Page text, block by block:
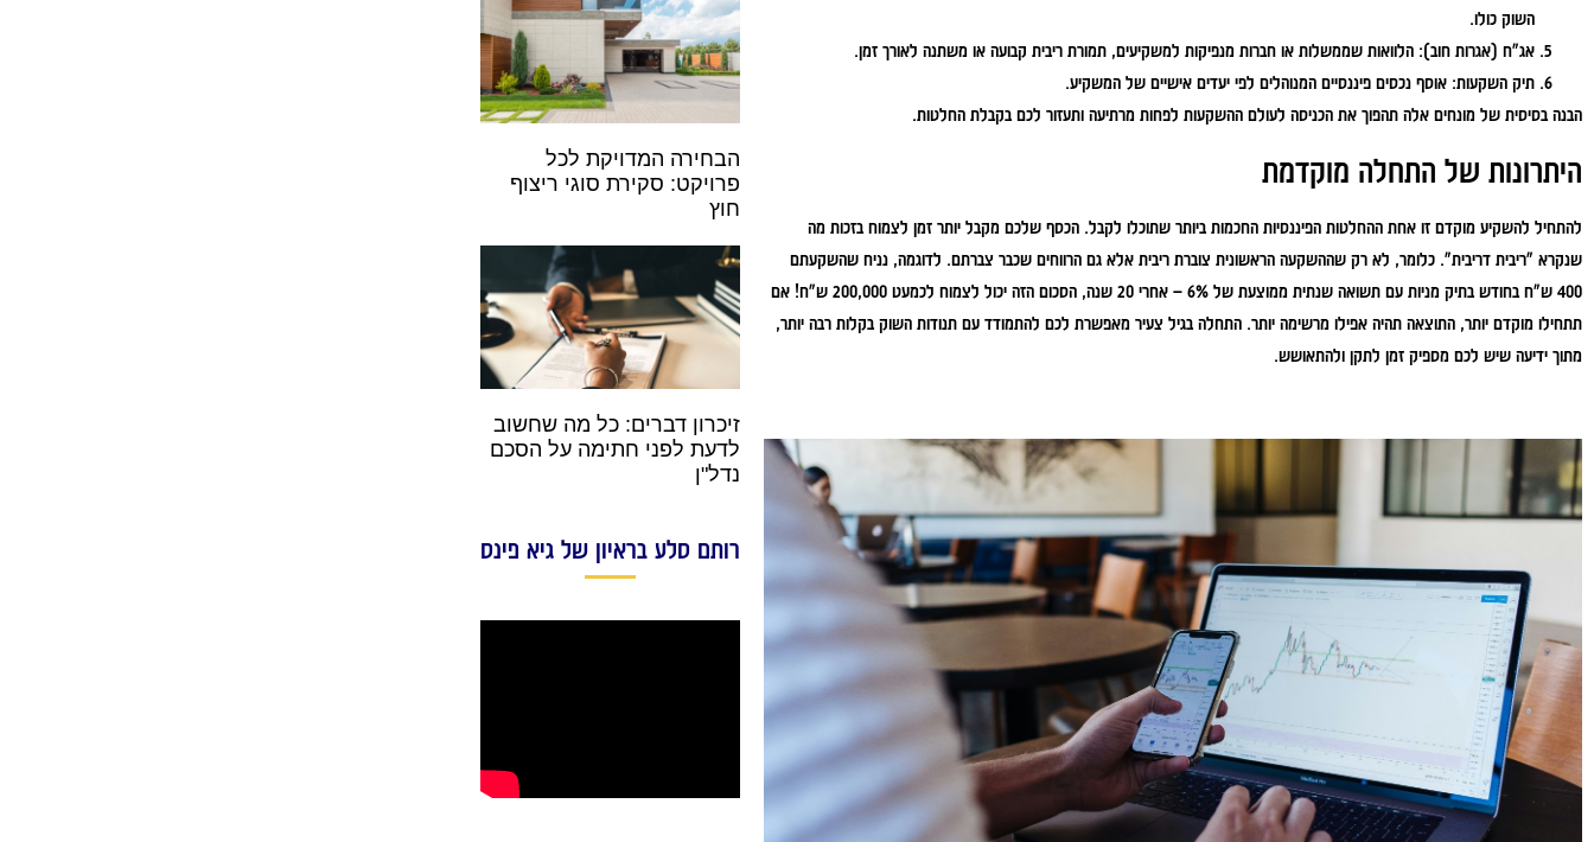
השוק כולו.
אג"ח (אגרות חוב): הלוואות שממשלות או חברות מנפיקות למשקיעים, תמורת ריבית קבועה או משתנה לאורך זמן.
תיק השקעות: אוסף נכסים פיננסיים המנוהלים לפי יעדים אישיים של המשקיע.
הבנה בסיסית של מונחים אלה תהפוך את הכניסה לעולם ההשקעות לפחות מרתיעה ותעזור לכם בקבלת החלטות.
היתרונות של התחלה מוקדמת
להתחיל להשקיע מוקדם זו אחת ההחלטות הפיננסיות החכמות ביותר שתוכלו לקבל. הכסף שלכם מקבל יותר זמן לצמוח בזכות מה
שנקרא "ריבית דריבית". כלומר, לא רק שההשקעה הראשונית צוברת ריבית אלא גם הרווחים שכבר צברתם. לדוגמה, נניח שהשקעתם
400 ש"ח בחודש בתיק מניות עם תשואה שנתית ממוצעת של 6% – אחרי 20 שנה, הסכום הזה יכול לצמוח לכמעט 200,000 ש"ח! אם
תתחילו מוקדם יותר, התוצאה תהיה אפילו מרשימה יותר. התחלה בגיל צעיר מאפשרת לכם להתמודד עם תנודות השוק בקלות רבה יותר,
מתוך ידיעה שיש לכם מספיק זמן לתקן ולהתאושש.
הבחירה המדויקת לכל
פרויקט: סקירת סוגי ריצוף
חוץ
זיכרון דברים: כל מה שחשוב
לדעת לפני חתימה על הסכם
נדל"ן
רותם סלע בראיון של גיא פינס